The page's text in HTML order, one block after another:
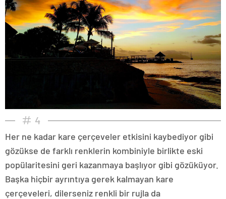
4
Her ne kadar kare çerçeveler etkisini kaybediyor gibi
gözükse de farklı renklerin kombiniyle birlikte eski
popülaritesini geri kazanmaya başlıyor gibi gözüküyor.
Başka hiçbir ayrıntıya gerek kalmayan kare
çerçeveleri, dilerseniz renkli bir rujla da